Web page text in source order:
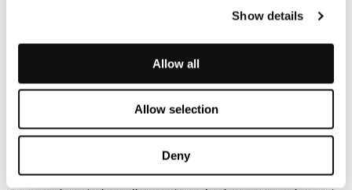
Show details
Allow all
Allow selection
Deny
Terranets mål är att rädda liv i stadstrafiken. Vi utvecklar
förarstödssystem (ADAS) och självkörande fordon med fokus
Med hjälp av en unik och patenterad sensorteknologi
laserskannar Terranets system BlincVision vägen och
upptäcker objekt upp till tio gånger snabbare än någon
annan ADAS-lösning på marknaden i dag.